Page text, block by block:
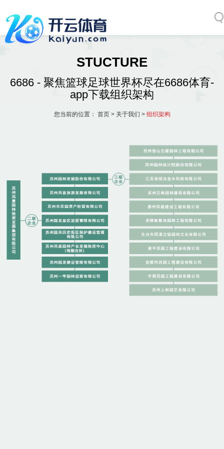
STUCTURE
6686 - 聚焦篮球足球世界杯尽在6686体育-
app下载组织架构
您当前的位置： 首页> 关于我们 > 组织架构